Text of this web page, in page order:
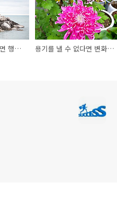
좋은글귀 힘들 때 보면 행복해지는 글(feat.좋은글) 용기를 낼 수 없다면 변화할 수 없다